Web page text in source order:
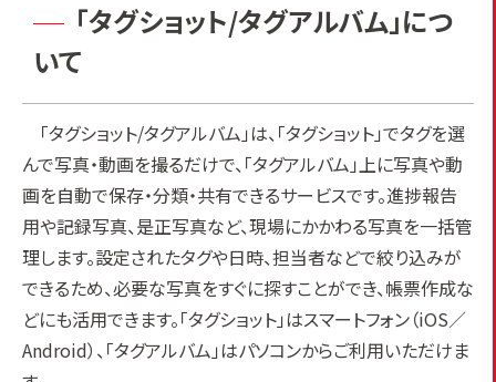
「タグショット/タグアルバム」につ
いて
「タグショット/タグアルバム」は、「タグショット」でタグを選
んで写真・動画を撮るだけで、「タグアルバム」上に写真や動
画を自動で保存・分類・共有できるサービスです。進捗報告
用や記録写真、是正写真など、現場にかかわる写真を一括管
理します。設定されたタグや日時、担当者などで絞り込みが
できるため、必要な写真をすぐに探すことができ、帳票作成な
どにも活用できます。「タグショット」はスマートフォン（iOS／
Android）、「タグアルバム」はパソコンからご利用いただけま